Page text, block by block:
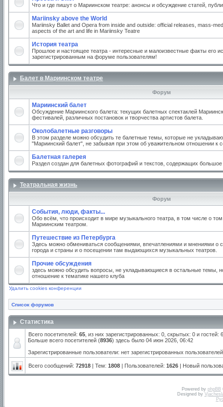
Что и где пишут о Мариинском театре: анонсы и обсуждение статей,
Mariinsky above the World
Mariinsky Ballet and Opera from inside and outside: official releases, mass-
aspects of the art and life in Mariinsky Teatre
История театра
Прошлое и настоящее театра - интересные и малоизвестные факты его
зарегистрированным на форуме пользователям!
Балет в Мариинском театре
Форум
Мариинский балет
Обсуждение Мариинского балета: текущих балетных спектаклей
фестивалей, различных постановок и творчества артистов балета.
Околобалетные разговоры
В этом разделе можно обсудить те балетные темы, которые не
"Мариинский балет", не забывая при этом об уважительном отношении к
Балетная галерея
Раздел создан для балетных фотографий и текстов, содержащих
Театральная жизнь
Форум
События, люди, факты...
Обо всём, что происходит в мире музыкального театра, в том числе о
Мариинским театром.
Путешествие из Петербурга
Здесь можно обмениваться сообщениями, впечатлениями и мнениями о
города и страны и о посещении там выдающихся музыкальных театров.
Прочие обсуждения
здесь можно обсудить вопросы, не укладывающиеся в остальные темы,
отношение к тематике нашего клуба
Удалить cookies конференции
Список форумов
Статистика
Всего посетителей: 65 , из них зарегистрированных: 0, скрытых: 0 и
Больше всего посетителей (8936) здесь было 04 июн 2026, 06:42
Зарегистрированные пользователи: нет зарегистрированных пользователей
Всего сообщений: 72918 | Тем: 1808 | Пользователей: 1626 | Новый
Powered by phpBB
Designed by